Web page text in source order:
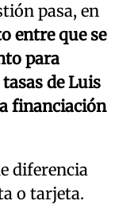
pasa, en
entre que se
para
de Luis
financiación
diferencia
o tarjeta.